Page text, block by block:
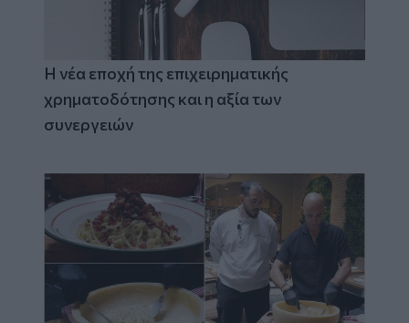
Η νέα εποχή της επιχειρηματικής
χρηματοδότησης και η αξία των
συνεργειών